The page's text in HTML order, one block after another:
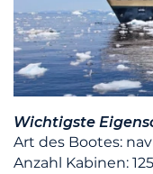
Wichtigste
Art des Bootes:
Anzahl Kabinen: 125